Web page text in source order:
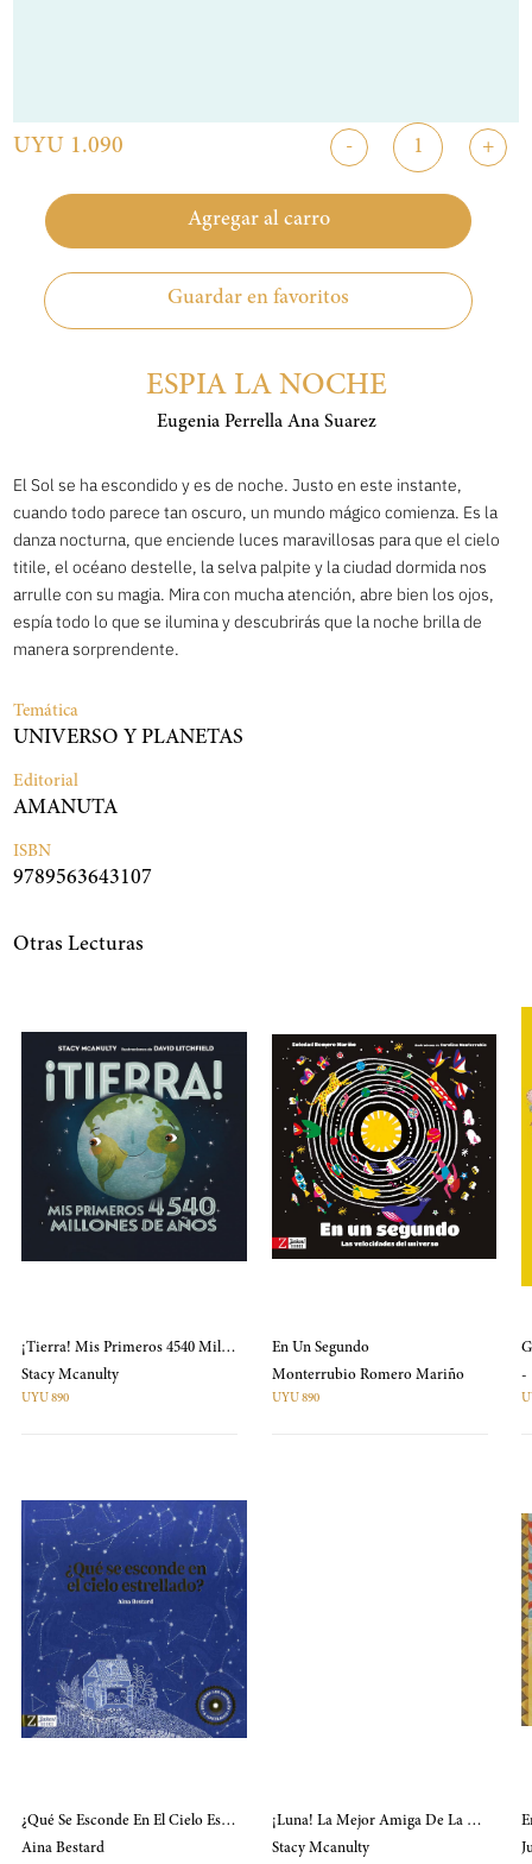
UYU 1.090 - +
Agregar al carro
Guardar en favoritos
ESPIA LA NOCHE
Eugenia Perrella Ana Suarez
El Sol se ha escondido y es de noche. Justo en este instante,
cuando todo parece tan oscuro, un mundo mágico comienza. Es la
danza nocturna, que enciende luces maravillosas para que el cielo
titile, el océano destelle, la selva palpite y la ciudad dormida nos
arrulle con su magia. Mira con mucha atención, abre bien los ojos,
espía todo lo que se ilumina y descubrirás que la noche brilla de
manera sorprendente.
Temática
UNIVERSO Y PLANETAS
Editorial
AMANUTA
ISBN
9789563643107
Otras Lecturas
¡Tierra! Mis Primeros 4540 Millones De Años
Stacy Mcanulty
UYU 890
En Un Segundo
Monterrubio Romero Mariño
UYU 890
-
¿Qué Se Esconde En El Cielo Estrellado?
Aina Bestard
¡Luna! La Mejor Amiga De La Tierra
Stacy Mcanulty